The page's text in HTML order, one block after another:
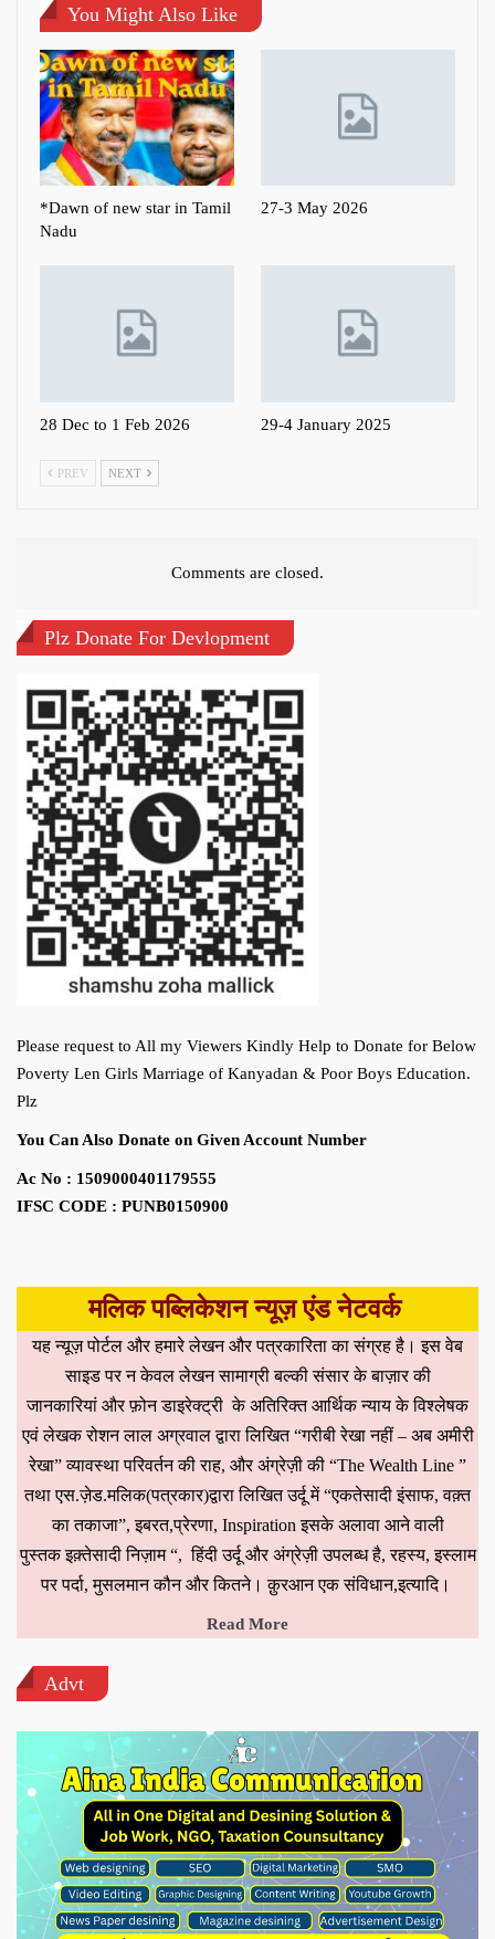
You Might Also Like
*Dawn of new star in Tamil
Nadu
27-3 May 2026
28 Dec to 1 Feb 2026 29-4 January 2025
PREV NEXT
Comments are closed.
Plz Donate For Devlopment
Please request to All my Viewers Kindly Help to Donate for Below
Poverty Len Girls Marriage of Kanyadan & Poor Boys Education.
Plz
You Can Also Donate on Given Account Number
Ac No : 1509000401179555
IFSC CODE : PUNB0150900
मलिक पब्लिकेशन न्यूज़ एंड नेटवर्क
यह न्यूज़ पोर्टल और हमारे लेखन और पत्रकारिता का संग्रह है। इस वेब
साइड पर न केवल लेखन सामाग्री बल्की संसार के बाज़ार की
जानकारियां और फ़ोन डाइरेक्ट्री के अतिरिक्त आर्थिक न्याय के विश्लेषक
एवं लेखक रोशन लाल अग्रवाल द्वारा लिखित “गरीबी रेखा नहीं – अब अमीरी
रेखा” व्यावस्था परिवर्तन की राह, और अंग्रेज़ी की “The Wealth Line ”
तथा एस.ज़ेड.मलिक(पत्रकार)द्वारा लिखित उर्दू में “एकतेसादी इंसाफ, वक़्त
का तकाजा”, इबरत,प्रेरणा, Inspiration इसके अलावा आने वाली
पुस्तक इक़्तेसादी निज़ाम “, हिंदी उर्दू और अंग्रेज़ी उपलब्ध है, रहस्य, इस्लाम
पर पर्दा, मुसलमान कौन और कितने। क़ुरआन एक संविधान,इत्यादि।
Read More
Advt